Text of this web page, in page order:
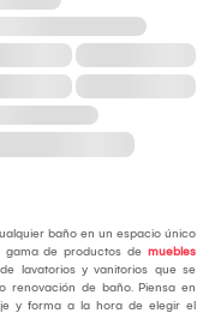
baño en un espacio único
gama de productos de muebles
lavatorios y vanitorios que se
renovación de baño. Piensa en
y forma a la hora de elegir el